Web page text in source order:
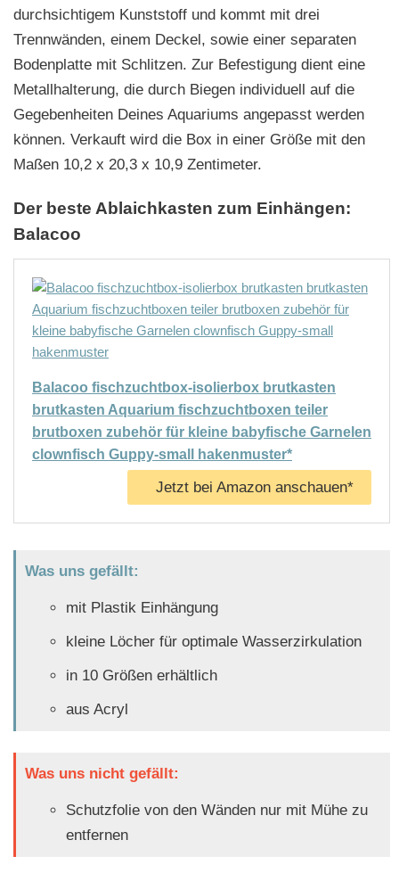
durchsichtigem Kunststoff und kommt mit drei
Trennwänden, einem Deckel, sowie einer separaten
Bodenplatte mit Schlitzen. Zur Befestigung dient eine
Metallhalterung, die durch Biegen individuell auf die
Gegebenheiten Deines Aquariums angepasst werden
können. Verkauft wird die Box in einer Größe mit den
Maßen 10,2 x 20,3 x 10,9 Zentimeter.
Der beste Ablaichkasten zum Einhängen:
Balacoo
Balacoo fischzuchtbox-isolierbox brutkasten
brutkasten Aquarium fischzuchtboxen teiler
brutboxen zubehör für kleine babyfische Garnelen
clownfisch Guppy-small hakenmuster*
Jetzt bei Amazon anschauen*
Was uns gefällt:
mit Plastik Einhängung
kleine Löcher für optimale Wasserzirkulation
in 10 Größen erhältlich
aus Acryl
Was uns nicht gefällt:
Schutzfolie von den Wänden nur mit Mühe zu
entfernen